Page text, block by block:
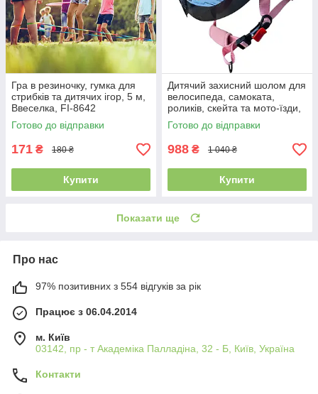
Гра в резиночку, гумка для
стрибків та дитячих ігор, 5 м,
Ввеселка, FI-8642
Готово до відправки
171 ₴ 180 ₴
Купити
Дитячий захисний шолом для
велосипеда, самоката,
роликів, скейта та мото-їзди,
шолом для катання дітей
FGN M-518 фіолетовий
Готово до відправки
988 ₴ 1 040 ₴
Купити
Показати ще
Про нас
97% позитивних з 554 відгуків за рік
Працює з 06.04.2014
м. Київ
03142, пр - т Академіка Палладіна, 32 - Б, Київ, Україна
Контакти